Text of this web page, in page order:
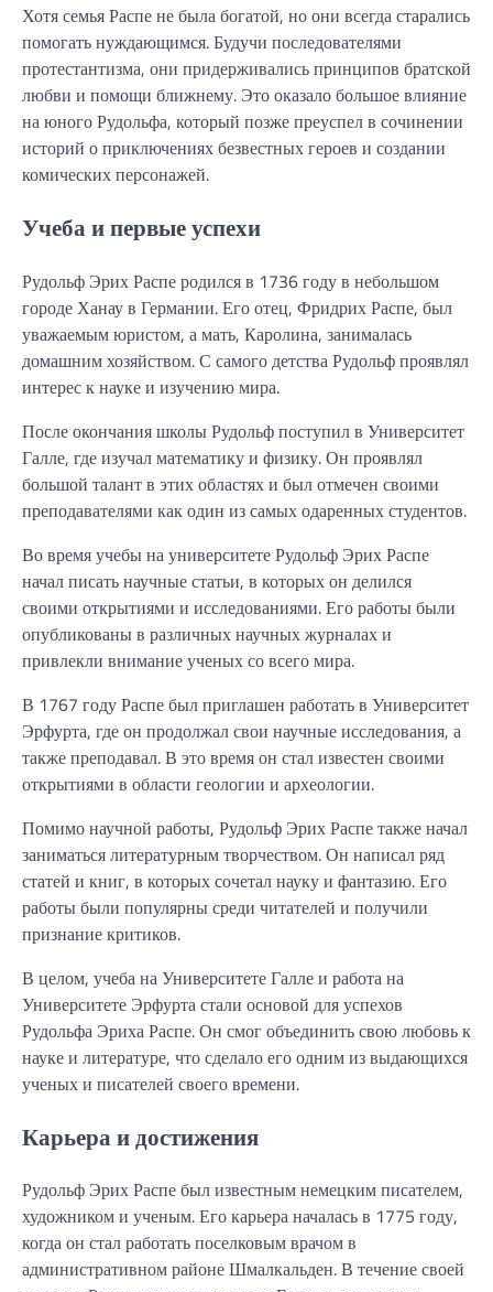
Хотя семья Распе не была богатой, но они всегда старались
помогать нуждающимся. Будучи последователями
протестантизма, они придерживались принципов братской
любви и помощи ближнему. Это оказало большое влияние
на юного Рудольфа, который позже преуспел в сочинении
историй о приключениях безвестных героев и создании
комических персонажей.
Учеба и первые успехи
Рудольф Эрих Распе родился в 1736 году в небольшом
городе Ханау в Германии. Его отец, Фридрих Распе, был
уважаемым юристом, а мать, Каролина, занималась
домашним хозяйством. С самого детства Рудольф проявлял
интерес к науке и изучению мира.
После окончания школы Рудольф поступил в Университет
Галле, где изучал математику и физику. Он проявлял
большой талант в этих областях и был отмечен своими
преподавателями как один из самых одаренных студентов.
Во время учебы на университете Рудольф Эрих Распе
начал писать научные статьи, в которых он делился
своими открытиями и исследованиями. Его работы были
опубликованы в различных научных журналах и
привлекли внимание ученых со всего мира.
В 1767 году Распе был приглашен работать в Университет
Эрфурта, где он продолжал свои научные исследования, а
также преподавал. В это время он стал известен своими
открытиями в области геологии и археологии.
Помимо научной работы, Рудольф Эрих Распе также начал
заниматься литературным творчеством. Он написал ряд
статей и книг, в которых сочетал науку и фантазию. Его
работы были популярны среди читателей и получили
признание критиков.
В целом, учеба на Университете Галле и работа на
Университете Эрфурта стали основой для успехов
Рудольфа Эриха Распе. Он смог объединить свою любовь к
науке и литературе, что сделало его одним из выдающихся
ученых и писателей своего времени.
Карьера и достижения
Рудольф Эрих Распе был известным немецким писателем,
художником и ученым. Его карьера началась в 1775 году,
когда он стал работать поселковым врачом в
административном районе Шмалкальден. В течение своей